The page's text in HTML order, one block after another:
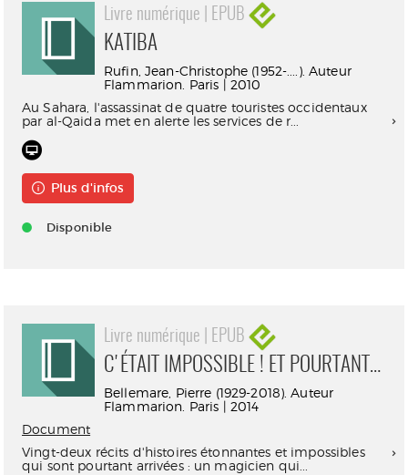
Livre numérique | EPUB
KATIBA
Rufin, Jean-Christophe (1952-....). Auteur
Flammarion. Paris | 2010
Au Sahara, l'assassinat de quatre touristes occidentaux
par al-Qaida met en alerte les services de r...
Plus d'infos
Disponible
Livre numérique | EPUB
C'ÉTAIT IMPOSSIBLE ! ET POURTANT…
Bellemare, Pierre (1929-2018). Auteur
Flammarion. Paris | 2014
Document
Vingt-deux récits d'histoires étonnantes et impossibles
qui sont pourtant arrivées : un magicien qui...